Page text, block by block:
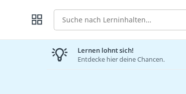
Suche
Lernen lohnt sich!
Entdecke hier deine Chancen.